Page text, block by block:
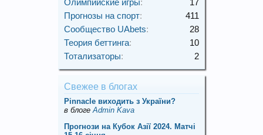
Олимпийские игры:
17
Прогнозы на спорт:
411
Сообщество UAbets:
28
Теория беттинга:
10
Тотализаторы: 2
Свежее в блогах
Pinnacle виходить з України?
в блогеAdmin Kava
Прогнози на Кубок Азії 2024. Матчі